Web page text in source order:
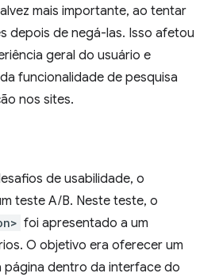
mais importante, ao tentar
depois de negá-las. Isso afetou
geral do usuário e
funcionalidade de pesquisa
nos sites.
de usabilidade, o
teste A/B. Neste teste, o
foi apresentado a um
O objetivo era oferecer um
dentro da interface do